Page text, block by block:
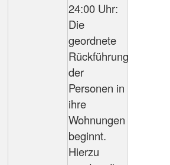
24:00 Uhr:
Die
geordnete
Rückführung
der
Personen in
ihre
Wohnungen
beginnt.
Hierzu